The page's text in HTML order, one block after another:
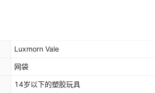
Luxmorn Vale
网袋
14岁以下的塑胶玩具